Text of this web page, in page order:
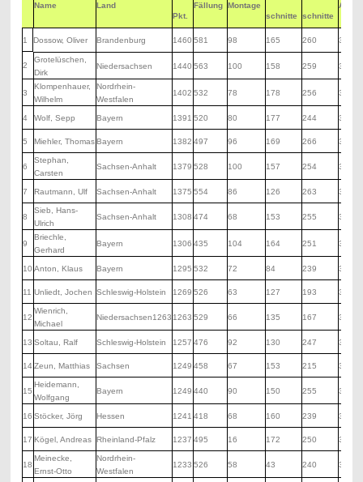
Name Land
Fällung Montage
Pkt.
schnitte schnitte
1 Dossow, Oliver Brandenburg 1460 581 98 165 260 356
2
Grotelüschen,
Dirk
Niedersachsen 1440 563 100 158 259 360
3
Klompenhauer,
Wilhelm
Nordrhein-
Westfalen
1402 532 78 178 256 358
4 Wolf, Sepp Bayern 1391 520 80 177 244 370
5 Miehler, ThomasBayern 1382 497 96 169 266 354
6
Stephan,
Carsten
Sachsen-Anhalt 1379 528 100 157 254 340
7 Rautmann, Ulf Sachsen-Anhalt 1375 554 86 126 263 346
8
Sieb, Hans-
Ulrich
Sachsen-Anhalt 1308 474 68 153 255 358
9
Briechle,
Gerhard
Bayern 1306 435 104 164 251 352
10 Anton, Klaus Bayern 1295 532 72 84 239 368
11 Unliedt, Jochen Schleswig-Holstein 1269 526 63 127 193 360
12
Wienrich,
Michael
Niedersachsen1263 1263 529 66 135 167 366
13 Soltau, Ralf Schleswig-Holstein 1257 476 92 130 247 312
14Zeun, Matthias Sachsen 1249 458 67 153 215 356
15
Heidemann,
Wolfgang
Bayern 1249 440 90 150 255 314
16 Stöcker, Jörg Hessen 1241 418 68 160 239 356
17 Kögel, Andreas Rheinland-Pfalz 1237 495 16 172 250 304
18
Meinecke,
Ernst-Otto
Nordrhein-
Westfalen
1233 526 58 43 240 366